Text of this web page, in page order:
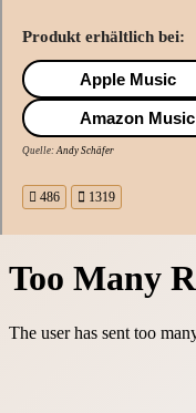
Produkt erhältlich bei:
Apple Music
Amazon Music
Quelle:Andy Schäfer
486 1319